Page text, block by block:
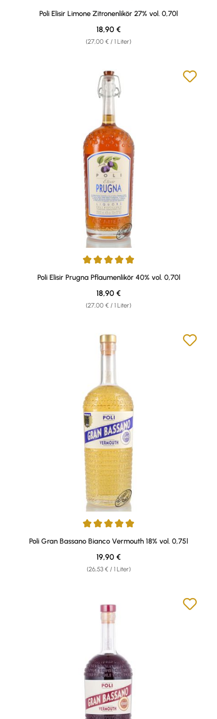
Durchschnittliche Bewertung von 4.88 von 5 Sternen
Poli Elisir Limone Zitronenlikör 27% vol. 0,70l
(27,00 € / 1 Liter)
Regulärer Preis:
18,90 €
Durchschnittliche Bewertung von 5 von 5 Sternen
Poli Elisir Prugna Pflaumenlikör 40% vol. 0,70l
(27,00 € / 1 Liter)
Regulärer Preis:
18,90 €
Durchschnittliche Bewertung von 5 von 5 Sternen
Poli Gran Bassano Bianco Vermouth 18% vol. 0,75l
(26,53 € / 1 Liter)
Regulärer Preis:
19,90 €